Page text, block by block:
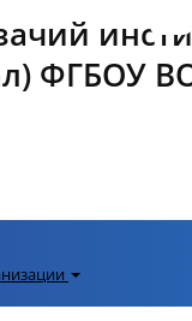
ФГБОУ